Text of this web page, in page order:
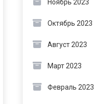
Ноябрь 2023
Октябрь 2023
Август 2023
Март 2023
Февраль 2023